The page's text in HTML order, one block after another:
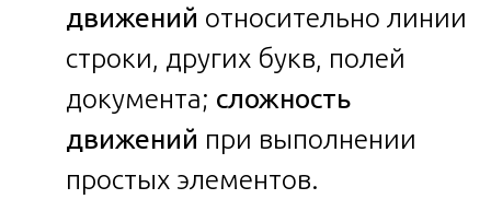
движений относительно линии
строки, других букв, полей
документа; сложность
движений при выполнении
простых элементов.